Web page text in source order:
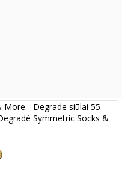
More - Degrade siūlai 55
Symmetric Socks &